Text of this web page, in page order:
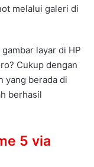
melalui galeri di
layar di HP
Cukup dengan
yang berada di
berhasil
5 via